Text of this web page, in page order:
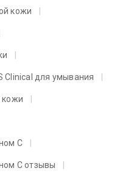
кожи
Clinical для умывания
кожи
C
C отзывы